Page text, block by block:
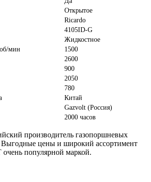
Открытое
Ricardo
4105ID-G
Жидкостное
мин
1500
2600
900
2050
780
Китай
Gazvolt (Россия)
2000 часов
производитель газопоршневых
Выгодные цены и широкий ассортимент
популярной маркой.